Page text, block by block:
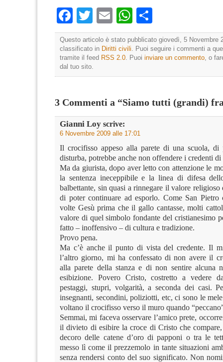
Facebook
TwitterEmailWhatsApp
Questo articolo è stato pubblicato giovedì, 5 Novembre
classificato in Diritti civili. Puoi seguire i commenti a
tramite il feed RSS 2.0. Puoi inviare un commento, o
dal tuo sito.
3 Commenti a “Siamo tutti (grandi)
Gianni Loy scrive:
6 Novembre 2009 alle 17:01
Il crocifisso appeso alla parete di una scuola, di
disturba, potrebbe anche non offendere i credenti
Ma da giurista, dopo aver letto con attenzione le
la sentenza ineceppibile e la linea di difesa
balbettante, sin quasi a rinnegare il valore
di poter continuare ad esporlo. Come San Pietro
volte Gesù prima che il gallo cantasse, molti
valore di quel simbolo fondante del cristianesimo
fatto – inoffensivo – di cultura e tradizione.
Provo pena.
Ma c’è anche il punto di vista del credente. Il
l’altro giorno, mi ha confessato di non avere il
alla parete della stanza e di non sentire alcuna
esibizione. Povero Cristo, costretto a vedere
pestaggi, stupri, volgarità, a seconda dei casi.
insegnanti, secondini, poliziotti, etc, ci sono le
voltano il crocifisso verso il muro quando
Semmai, mi faceva osservare l’amico prete,
il divieto di esibire la croce di Cristo che
decoro delle catene d’oro di papponi o tra le
messo lì come il prezzemolo in tante situazioni
senza rendersi conto del suo significato. Non